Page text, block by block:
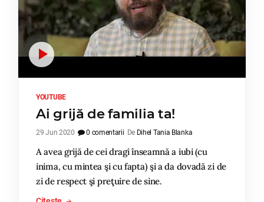
YOUTUBE
Ai grijă de familia ta!
29 Jun 2020 0 comentarii De Dihel Tania Blanka
A avea grijă de cei dragi înseamnă a iubi (cu
inima, cu mintea şi cu fapta) şi a da dovadă zi de
zi de respect şi preţuire de sine.